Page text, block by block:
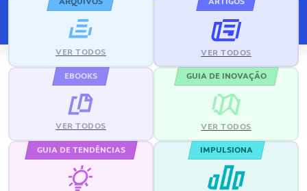
VER TODOS VER TODOS
EBOOKS
VER TODOS
GUIA DE INOVAÇÃO
VER TODOS
GUIA DE TENDÊNCIAS IMPULSIONA